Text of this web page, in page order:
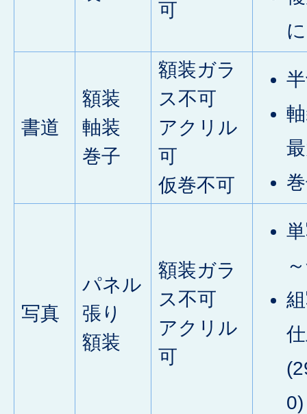
可
書道
額装
軸装
巻子
額装ガラ
ス不可
アクリル
可
仮巻不可
写真
パネル
張り
額装
額装ガラ
ス不可
アクリル
可
0)